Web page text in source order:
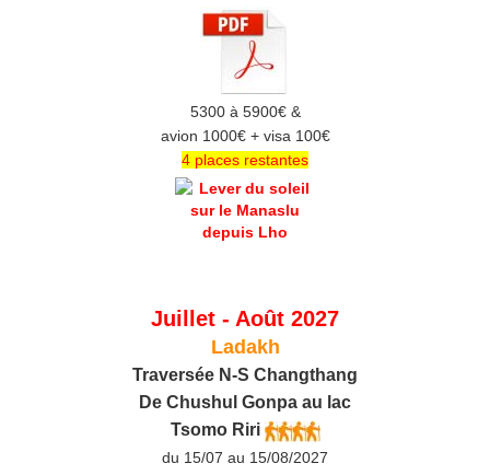
5300 à 5900€ &
avion 1000€ + visa 100€
4 places restantes
Juillet - Août 2027
Ladakh
Traversée N-S Changthang
De C hushul Gonpa au lac
Tsomo Riri
du 15/07 au 15/08/2027